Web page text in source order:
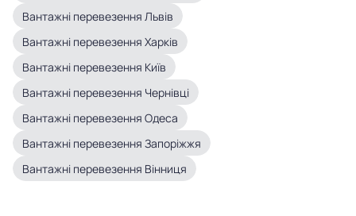
Вантажні перевезення Львів
Вантажні перевезення Харків
Вантажні перевезення Київ
Вантажні перевезення Чернівці
Вантажні перевезення Одеса
Вантажні перевезення Запоріжжя
Вантажні перевезення Вінниця